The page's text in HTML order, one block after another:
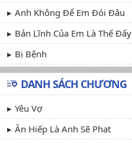
Anh Không Để Em Đói Đâu
Bản Lĩnh Của Em Là Thế Đấy
Bị Bệnh
DANH SÁCH CHƯƠNG
Yêu Vợ
Ăn Hiếp Là Anh Sẽ Phạt